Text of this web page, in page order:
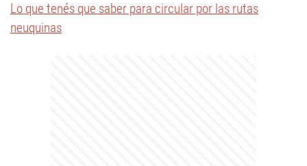
Lo que tenés que saber para circular por las rutas
neuquinas